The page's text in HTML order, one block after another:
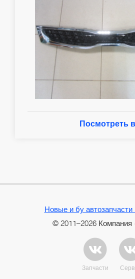
Посмотреть
Новые и бу автозапчасти
© 2011–2026 Компания
Запчасти